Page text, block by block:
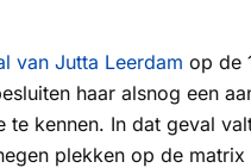
van Jutta Leerdam op de
haar alsnog een
te kennen. In dat geval
plekken op de